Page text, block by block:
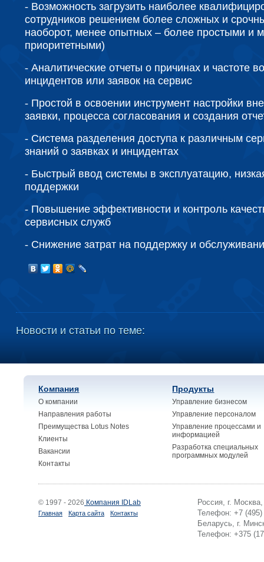
- Возможность загрузить наиболее
сотрудников решением более сложных и
наоборот, менее опытных – более простыми и
приоритетными)
- Аналитические отчеты о причинах и частоте
инцидентов или заявок на сервис
- Простой в освоении инструмент настройки
заявки, процесса согласования и создания
- Система разделения доступа к различным
знаний о заявках и инцидентах
- Быстрый ввод системы в эксплуатацию,
поддержки
- Повышение эффективности и контроль
сервисных служб
- Снижение затрат на поддержку и
Новости и статьи по теме:
Компания
О компании
Направления работы
Преимущества Lotus Notes
Клиенты
Вакансии
Контакты
Продукты
Управление бизнесом
Управление персоналом
Управление процессами и
информацией
Разработка специальных
программных модулей
© 1997 - 2026 Компания IDLab
Главная Карта сайта Контакты
Россия, г.
Телефон: +7 (495)
Беларусь, г.
Телефон: +375